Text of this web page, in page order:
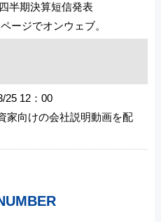
半期決算短信発表
ージでオンウェブ。
25 12：00
家向けの会社説明動画を配